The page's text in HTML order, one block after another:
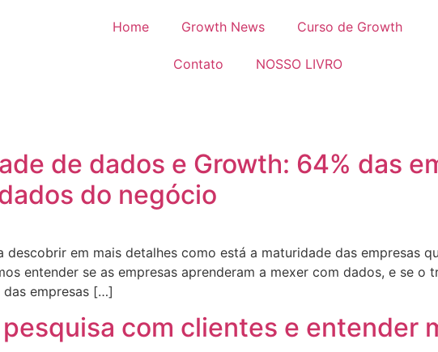
Home Growth News Curso de Growth
Contato NOSSO LIVRO
de dados e Growth: 64% das
do negócio
em mais detalhes como está a maturidade das empresas
entender se as empresas aprenderam a mexer com dados, e se o
empresas […]
com clientes e entender